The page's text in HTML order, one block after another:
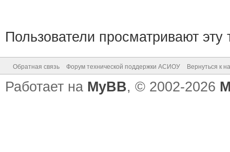
Пользователи просматривают эту
Обратная связь Форум технической поддержки АСИОУ Вернуться к
Работает на MyBB, © 2002-2026